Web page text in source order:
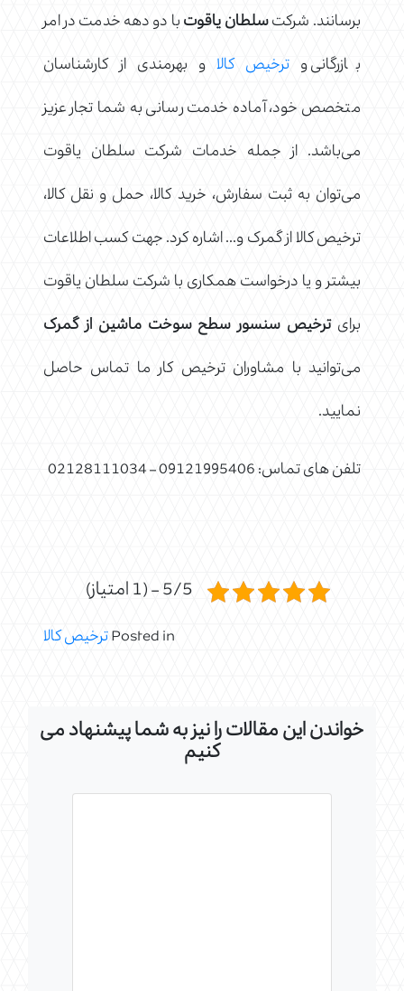
برسانند. شرکتسلطان یاقوتبا دو دهه خدمت در امر
بازرگانی و ترخیص کالا و بهرمندی از کارشناسان
متخصص خود، آماده خدمت رسانی به شما تجار عزیز
می‌باشد. از جمله خدمات شرکت سلطان یاقوت
می‌توان به ثبت سفارش، خرید کالا، حمل و نقل کالا،
ترخیص کالا از گمرک و.‌‌.‌. اشاره کرد. جهت کسب اطلاعات
بیشتر و یا درخواست همکاری با شرکت سلطان یاقوت
برایترخیص سنسور سطح سوخت ماشین از گمرک
می‌توانید با مشاوران ترخیص کار ما تماس حاصل
نمایید.
تلفن های تماس: 09121995406 – 02128111034
5/5 - (1 امتیاز)
Posted inترخیص کالا
خواندن این مقالات را نیز به شما پیشنهاد می
کنیم